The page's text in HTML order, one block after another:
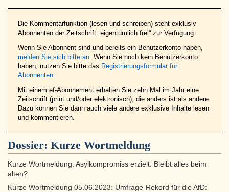
Die Kommentarfunktion (lesen und schreiben) steht exklusiv
Abonnenten der Zeitschrift „eigentümlich frei“ zur Verfügung.
Wenn Sie Abonnent sind und bereits ein Benutzerkonto haben,
melden Sie sich bitte an. Wenn Sie noch kein Benutzerkonto
haben, nutzen Sie bitte das Registrierungsformular für
Abonnenten.
Mit einem ef-Abonnement erhalten Sie zehn Mal im Jahr eine
Zeitschrift (print und/oder elektronisch), die anders ist als andere.
Dazu können Sie dann auch viele andere exklusive Inhalte lesen
und kommentieren.
Dossier: Kurze Wortmeldung
Kurze Wortmeldung: Asylkompromiss erzielt: Bleibt alles beim
alten?
Kurze Wortmeldung 05.06.2023: Umfrage-Rekord für die AfD: